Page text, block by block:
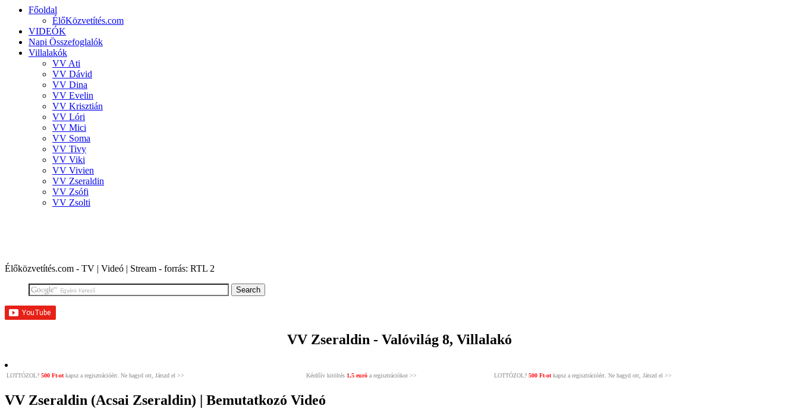
Főoldal
ÉlőKözvetítés.com
VIDEÓK
Napi Összefoglalók
Villalakók
VV Ati
VV Dávid
VV Dina
VV Evelin
VV Krisztián
VV Lóri
VV Mici
VV Soma
VV Tivy
VV Viki
VV Vivien
VV Zseraldin
VV Zsófi
VV Zsolti
Élőközvetítés.com - TV | Videó | Stream - forrás: RTL 2
VV Zseraldin - Valóvilág 8, Villalakó
LOTTÓZOL? 500 Ft-otkapsz a regisztrációért. Ne hagyd ott, Játszd el >> Kérdőív kitöltés 1,5 euró a regisztrációkor >> LOTTÓZOL? 500 Ft-otkapsz a regisztrációért. Ne hagyd ott, Játszd el >>
VV Zseraldin (Acsai Zseraldin) | Bemutatkozó Videó